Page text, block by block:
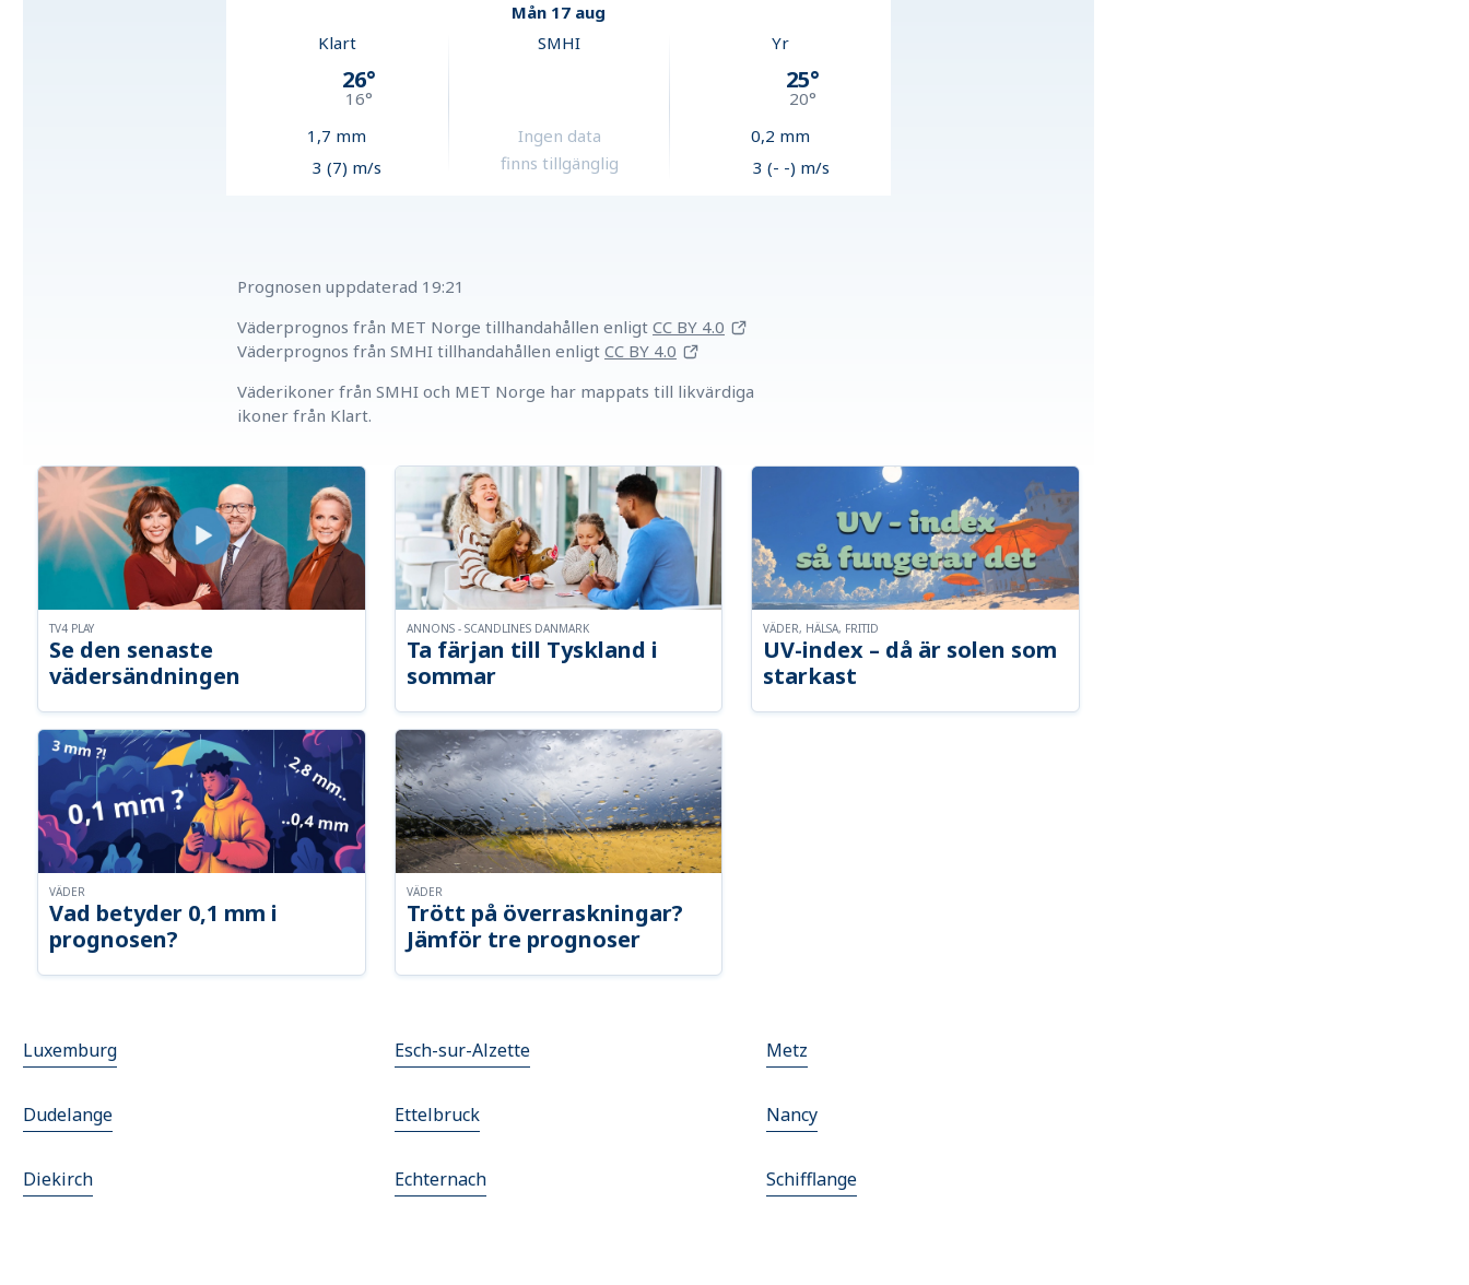
Mån 17 aug
Klart
26°
16°
1,7 mm
3 (7) m/s
SMHI
Ingen data
finns tillgänglig
Yr
25°
20°
0,2 mm
3 (- -) m/s
Prognosen uppdaterad 19:21
Väderprognos från MET Norge tillhandahållen enligt CC BY 4.0
Väderprognos från SMHI tillhandahållen enligt CC BY 4.0
Väderikoner från SMHI och MET Norge har mappats till likvärdiga
ikoner från Klart.
Se den senaste
vädersändningen
TV4 PLAY
Ta färjan till Tyskland i
sommar
ANNONS - SCANDLINES DANMARK
UV-index – då är solen som
starkast
VÄDER, HÄLSA, FRITID
Vad betyder 0,1 mm i
prognosen?
VÄDER
Trött på överraskningar?
Jämför tre prognoser
VÄDER
Luxemburg Esch-sur-Alzette Metz
Dudelange Ettelbruck Nancy
Diekirch Echternach Schifflange